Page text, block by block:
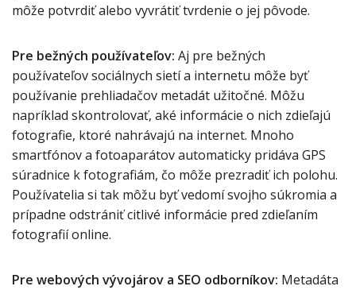
môže potvrdiť alebo vyvrátiť tvrdenie o jej pôvode.
Pre bežných používateľov: Aj pre bežných
používateľov sociálnych sietí a internetu môže byť
používanie prehliadačov metadát užitočné. Môžu
napríklad skontrolovať, aké informácie o nich zdieľajú
fotografie, ktoré nahrávajú na internet. Mnoho
smartfónov a fotoaparátov automaticky pridáva GPS
súradnice k fotografiám, čo môže prezradiť ich polohu.
Používatelia si tak môžu byť vedomí svojho súkromia a
prípadne odstrániť citlivé informácie pred zdieľaním
fotografií online.
Pre webových vývojárov a SEO odborníkov: Metadáta